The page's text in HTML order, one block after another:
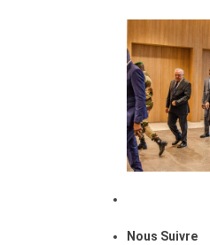
Nous Suivre